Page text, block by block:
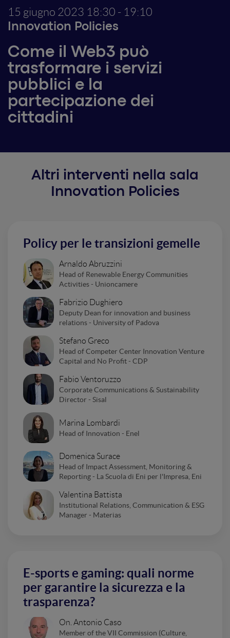
15 giugno 2023 18:30 - 19:10
Innovation Policies
Come il Web3 può
trasformare i servizi
pubblici e la
partecipazione dei
cittadini
Altri interventi nella sala
Innovation Policies
Policy per le transizioni gemelle
Arnaldo Abruzzini
Head of Renewable Energy Communities
Activities - Unioncamere
Fabrizio Dughiero
Deputy Dean for innovation and business
relations - University of Padova
Stefano Greco
Head of Competer Center Innovation Venture
Capital and No Profit - CDP
Fabio Ventoruzzo
Corporate Communications & Sustainability
Director - Sisal
Marina Lombardi
Head of Innovation - Enel
Domenica Surace
Head of Impact Assessment, Monitoring &
Reporting - La Scuola di Eni per l'Impresa, Eni
Valentina Battista
Institutional Relations, Communication & ESG
Manager - Materias
E-sports e gaming: quali norme
per garantire la sicurezza e la
trasparenza?
On. Antonio Caso
Member of the VII Commission (Culture,